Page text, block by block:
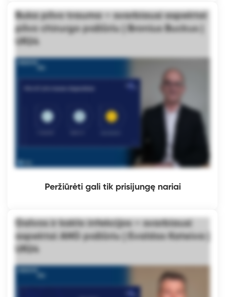
Buka pilvo trauma – svarbiausi aspektai
pilvo chirurgo požiūriu | Bronius Buckus |
UR24
Peržiūrėti gali tik prisijungę nariai
Galvos ir kaklo infekcijos – svarbiausi
aspektai ANG požiūriu | Evaldas Kateiva |
UR24